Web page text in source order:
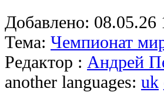
Добавлено: 08.05.26
Тема: Чемпионат
Редактор : Андрей
another languages: uk